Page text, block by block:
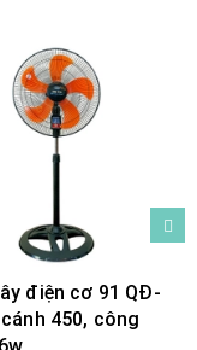
điện cơ 91 QĐ-
450, công